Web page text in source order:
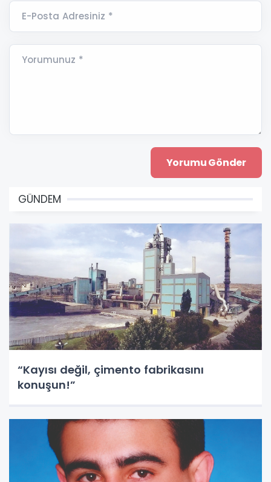
E-Posta Adresiniz *
Yorumunuz *
GÜNDEM
“Kayısı değil, çimento fabrikasını
konuşun!”